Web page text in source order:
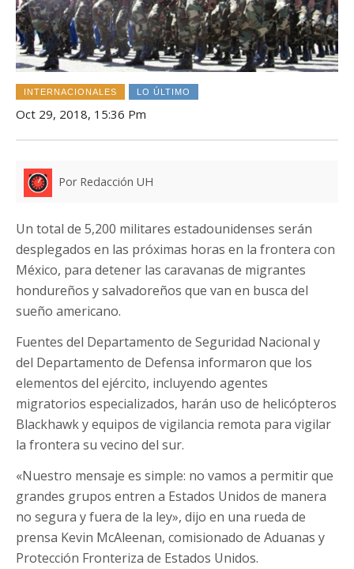
INTERNACIONALES LO ÚLTIMO
Oct 29, 2018, 15:36 Pm
Por Redacción UH
Un total de 5,200 militares estadounidenses serán
desplegados en las próximas horas en la frontera con
México, para detener las caravanas de migrantes
hondureños y salvadoreños que van en busca del
sueño americano.
Fuentes del Departamento de Seguridad Nacional y
del Departamento de Defensa informaron que los
elementos del ejército, incluyendo agentes
migratorios especializados, harán uso de helicópteros
Blackhawk y equipos de vigilancia remota para vigilar
la frontera su vecino del sur.
«Nuestro mensaje es simple: no vamos a permitir que
grandes grupos entren a Estados Unidos de manera
no segura y fuera de la ley», dijo en una rueda de
prensa Kevin McAleenan, comisionado de Aduanas y
Protección Fronteriza de Estados Unidos.